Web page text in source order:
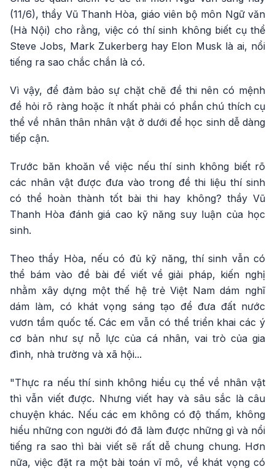
(11/6), thầy Vũ Thanh Hòa, giáo viên bộ môn Ngữ văn
(Hà Nội) cho rằng, việc có thí sinh không biết cụ thể
Steve Jobs, Mark Zukerberg hay Elon Musk là ai, nổi
tiếng ra sao chắc chắn là có.
Vì vậy, để đảm bảo sự chặt chẽ đề thi nên có mệnh
đề hỏi rõ ràng hoặc ít nhất phải có phần chú thích cụ
thể về nhân thân nhân vật ở dưới để học sinh dễ dàng
tiếp cận.
Trước băn khoăn về việc nếu thí sinh không biết rõ
các nhân vật được đưa vào trong đề thi liệu thí sinh
có thể hoàn thành tốt bài thi hay không? thầy Vũ
Thanh Hòa đánh giá cao kỹ năng suy luận của học
sinh.
Theo thầy Hòa, nếu có đủ kỹ năng, thí sinh vẫn có
thể bám vào đề bài để viết về giải pháp, kiến nghị
nhằm xây dựng một thế hệ trẻ Việt Nam dám nghĩ
dám làm, có khát vọng sáng tạo để đưa đất nước
vươn tầm quốc tế. Các em vẫn có thể triển khai các ý
cơ bản như sự nỗ lực của cá nhân, vai trò của gia
đình, nhà trường và xã hội...
"Thực ra nếu thí sinh không hiểu cụ thể về nhân vật
thì vẫn viết được. Nhưng viết hay và sâu sắc là câu
chuyện khác. Nếu các em không có độ thấm, không
hiểu những con người đó đã làm được những gì và nổi
tiếng ra sao thì bài viết sẽ rất dễ chung chung. Hơn
nữa, việc đặt ra một bài toán vĩ mô, về khát vọng có